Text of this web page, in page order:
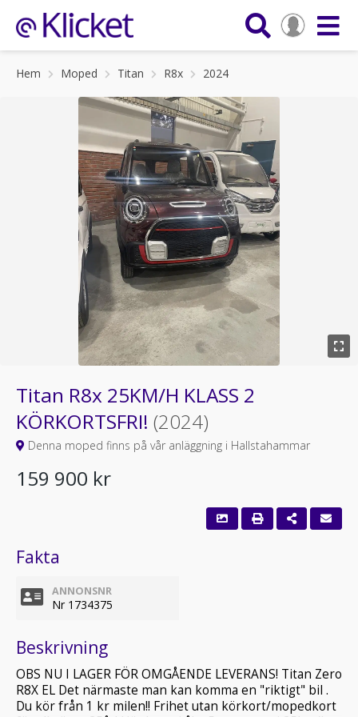
Hem Moped Titan R8x 2024
Titan R8x 25KM/H KLASS 2
KÖRKORTSFRI! (2024)
Denna moped finns på vår anläggning i Hallstahammar
159 900 kr
Fakta
ANNONSNR
Nr 1734375
Beskrivning
OBS NU I LAGER FÖR OMGÅENDE LEVERANS! Titan Zero
R8X EL Det närmaste man kan komma en "riktigt" bil .
Du kör från 1 kr milen!! Frihet utan körkort/mopedkort